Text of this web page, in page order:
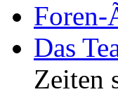
Das
Zeiten